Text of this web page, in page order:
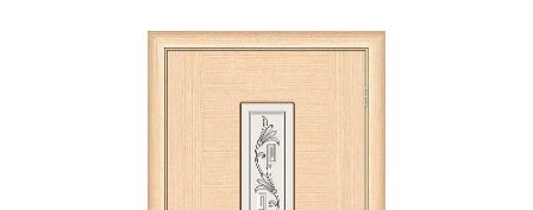
КОМПЛЕКТУЮЩИЕ